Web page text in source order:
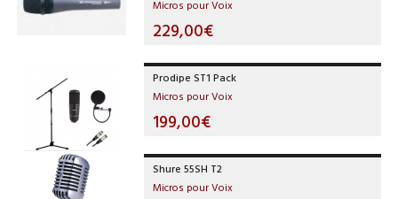
Micros pour Voix
229,00€
Prodipe ST1 Pack
Micros pour Voix
199,00€
Shure 55SH T2
Micros pour Voix